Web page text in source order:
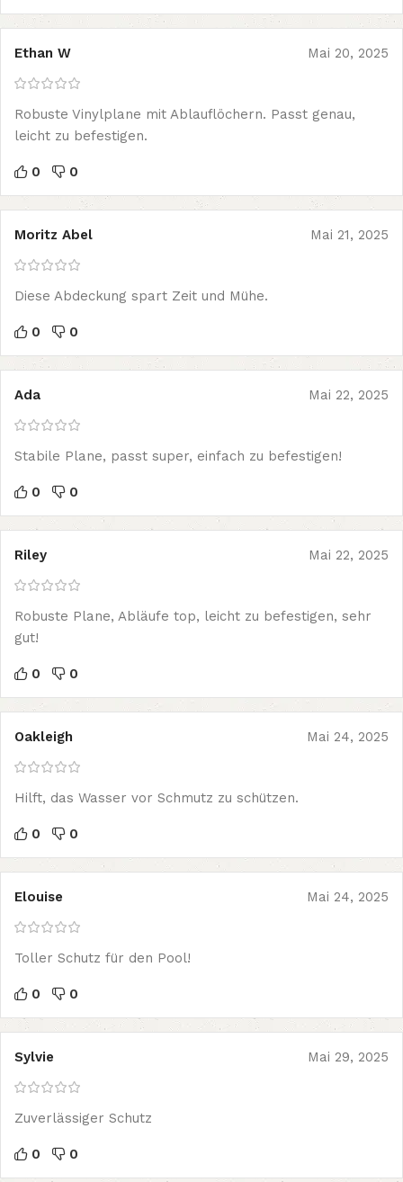
Ethan W Mai 20, 2025
Robuste Vinylplane mit Ablauflöchern. Passt genau,
leicht zu befestigen.
0 0
Moritz Abel Mai 21, 2025
Diese Abdeckung spart Zeit und Mühe.
0 0
Ada Mai 22, 2025
Stabile Plane, passt super, einfach zu befestigen!
0 0
Riley Mai 22, 2025
Robuste Plane, Abläufe top, leicht zu befestigen, sehr
gut!
0 0
Oakleigh Mai 24, 2025
Hilft, das Wasser vor Schmutz zu schützen.
0 0
Elouise Mai 24, 2025
Toller Schutz für den Pool!
0 0
Sylvie Mai 29, 2025
Zuverlässiger Schutz
0 0